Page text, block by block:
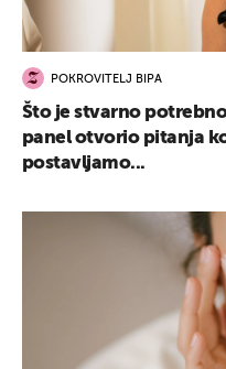
POKROVITELJ BIPA
Što je stvarno
panel otvorio pitanja
postavljamo...